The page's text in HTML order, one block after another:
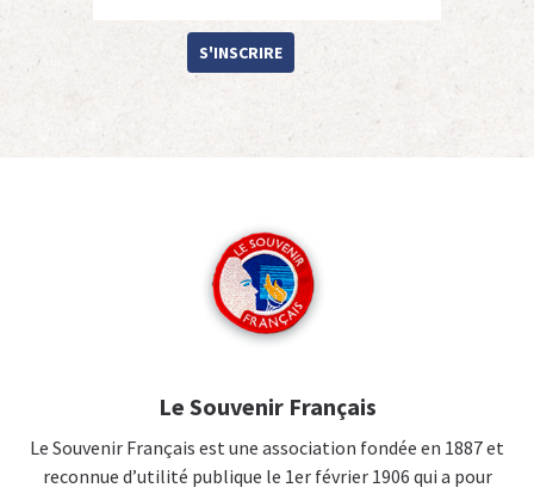
S'INSCRIRE
Le Souvenir Français
Le Souvenir Français est une association fondée en 1887 et
reconnue d’utilité publique le 1er février 1906 qui a pour